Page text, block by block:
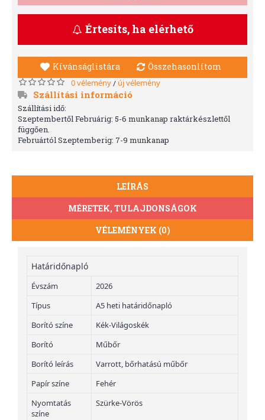
Értesíts, ha elérhető
Kívánságlistára Összehasonlítom
0 vélemény/ új vélemény
Szállítási információ
Szállítási idő:
Szeptembertől Februárig: 5-6 munkanap raktárkészlettől
függően.
Februártól Szeptemberig: 7-9 munkanap
LEÍRÁS
MÉRETEK, TULAJDONSÁGOK
VÉLEMÉNYEK (0)
Határidőnapló
Évszám
2026
Típus
A5 heti határidőnapló
Borító színe
Kék-Világoskék
Borító
Műbőr
Borító leírás
Varrott, bőrhatású műbőr
Papír színe
Fehér
Nyomtatás
színe
Szürke-Vörös